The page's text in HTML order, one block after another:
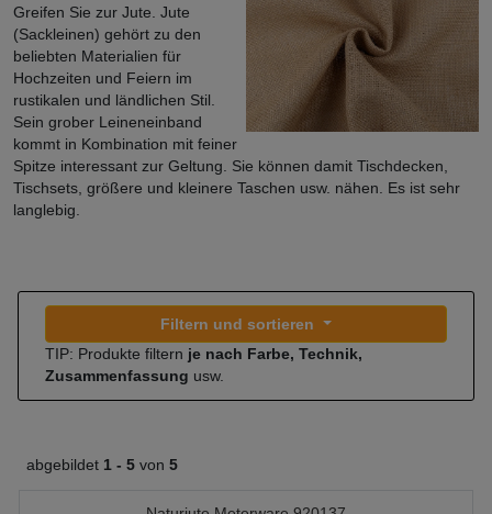
Greifen Sie zur Jute. Jute
(Sackleinen) gehört zu den
beliebten Materialien für
Hochzeiten und Feiern im
rustikalen und ländlichen Stil.
Sein grober Leineneinband
kommt in Kombination mit feiner
Spitze interessant zur Geltung. Sie können damit Tischdecken,
Tischsets, größere und kleinere Taschen usw. nähen. Es ist sehr
langlebig.
Filtern und sortieren
TIP: Produkte filtern je nach Farbe, Technik,
Zusammenfassung usw.
abgebildet 1 - 5 von 5